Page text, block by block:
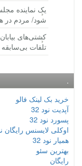
یک نماینده
شود/ مردم در
کشتی‌های
تلفات بی‌سابقه
.
خرید بک لینک فالو
آپدیت نود 32
پسورد نود 32
اوکلی لایسنس رایگان
همیار نود 32
بهترین سئو
رایگان